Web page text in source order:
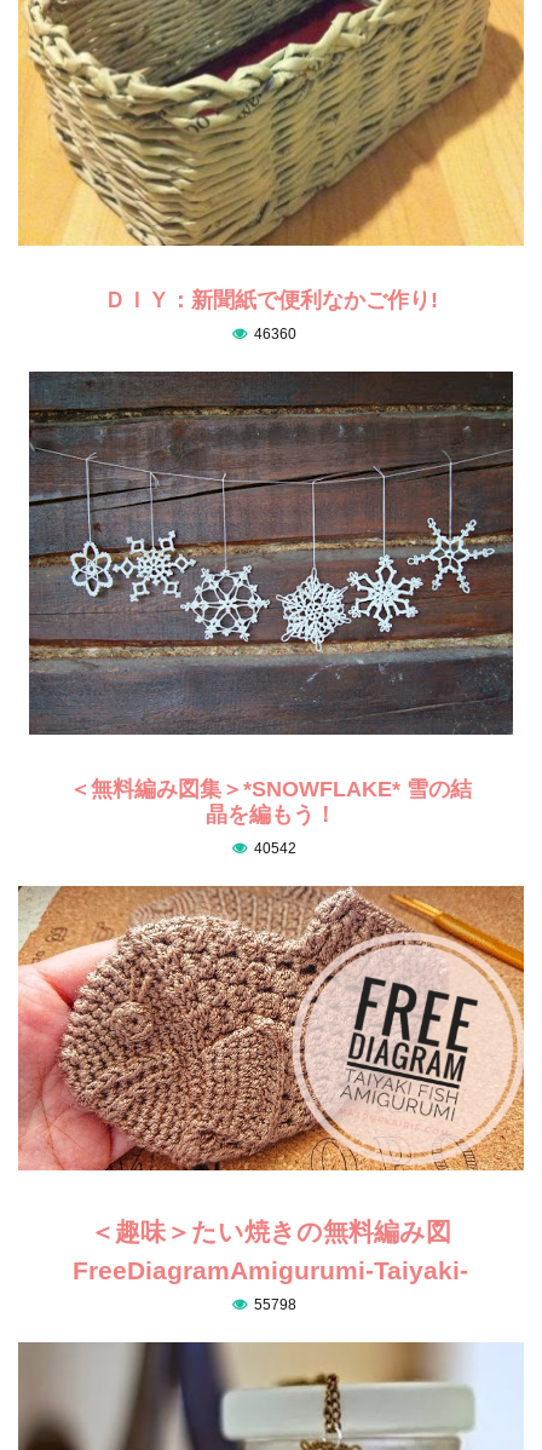
ＤＩＹ：新聞紙で便利なかご作り!
46360
＜無料編み図集＞*SNOWFLAKE* 雪の結
晶を編もう！
40542
＜趣味＞たい焼きの無料編み図
FreeDiagramAmigurumi-Taiyaki-
55798